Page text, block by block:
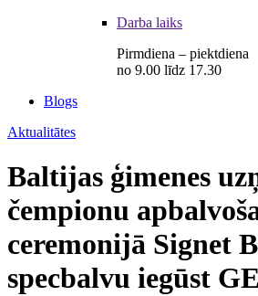
Darba laiks
Pirmdiena – piektdiena
no 9.00 līdz 17.30
Blogs
Aktualitātes
Baltijas ģimenes
čempionu
ceremonijā Signet
specbalvu iegūst